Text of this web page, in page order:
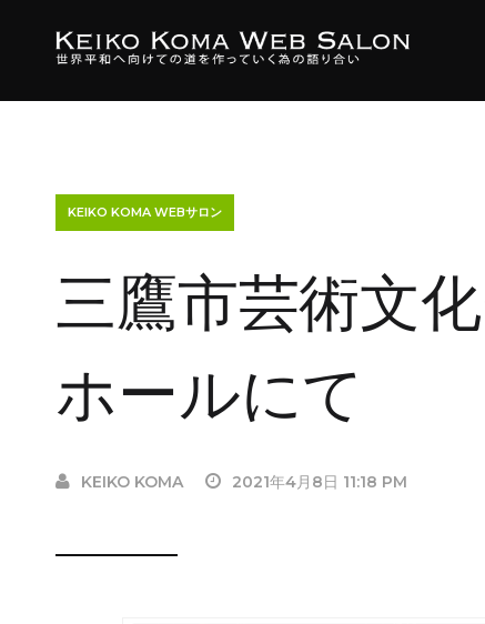
KEIKO KOMA WEBサロン
三鷹市芸術文
ホールにて
KEIKO KOMA 2021年4月8日 11:18 PM